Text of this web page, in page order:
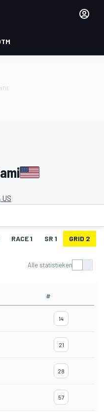
RACE 1 SR 1 GRID 2
Alle statistieken
#
14
21
28
57